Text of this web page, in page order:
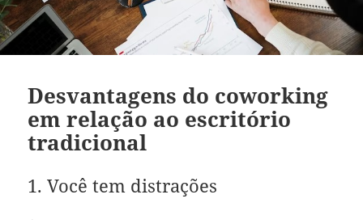
Desvantagens do coworking
em relação ao escritório
tradicional
1. Você tem distrações